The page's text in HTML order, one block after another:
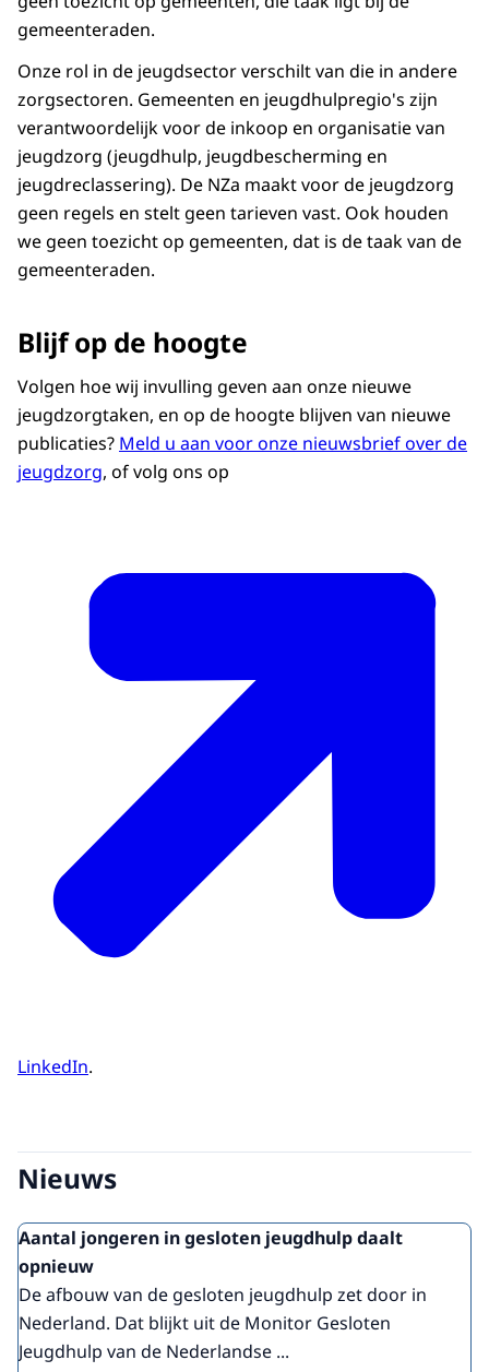
gemeenteraden.
Onze rol in de jeugdsector verschilt van die in andere
zorgsectoren. Gemeenten en jeugdhulpregio's zijn
verantwoordelijk voor de inkoop en organisatie van
jeugdzorg (jeugdhulp, jeugdbescherming en
jeugdreclassering). De NZa maakt voor de jeugdzorg
geen regels en stelt geen tarieven vast. Ook houden
we geen toezicht op gemeenten, dat is de taak van de
gemeenteraden.
Blijf op de hoogte
Volgen hoe wij invulling geven aan onze nieuwe
jeugdzorgtaken, en op de hoogte blijven van nieuwe
publicaties? Meld u aan voor onze nieuwsbrief over de
jeugdzorg, of volg ons op
LinkedIn.
Nieuws
Aantal jongeren in gesloten jeugdhulp daalt
opnieuw
De afbouw van de gesloten jeugdhulp zet door in
Nederland. Dat blijkt uit de Monitor Gesloten
Jeugdhulp van de Nederlandse ...